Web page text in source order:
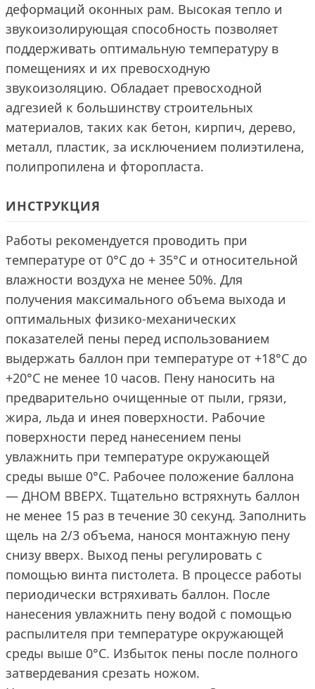
деформаций оконных рам. Высокая тепло и
звукоизолирующая способность позволяет
поддерживать оптимальную температуру в
помещениях и их превосходную
звукоизоляцию. Обладает превосходной
адгезией к большинству строительных
материалов, таких как бетон, кирпич, дерево,
металл, пластик, за исключением полиэтилена,
полипропилена и фторопласта.
ИНСТРУКЦИЯ
Работы рекомендуется проводить при
температуре от 0°С до + 35°С и относительной
влажности воздуха не менее 50%. Для
получения максимального объема выхода и
оптимальных физико-механических
показателей пены перед использованием
выдержать баллон при температуре от +18°С до
+20°С не менее 10 часов. Пену наносить на
предварительно очищенные от пыли, грязи,
жира, льда и инея поверхности. Рабочие
поверхности перед нанесением пены
увлажнить при температуре окружающей
среды выше 0°С. Рабочее положение баллона
— ДНОМ ВВЕРХ. Тщательно встряхнуть баллон
не менее 15 раз в течение 30 секунд. Заполнить
щель на 2/3 объема, нанося монтажную пену
снизу вверх. Выход пены регулировать с
помощью винта пистолета. В процессе работы
периодически встряхивать баллон. После
нанесения увлажнить пену водой с помощью
распылителя при температуре окружающей
среды выше 0°С. Избыток пены после полного
затвердевания срезать ножом.